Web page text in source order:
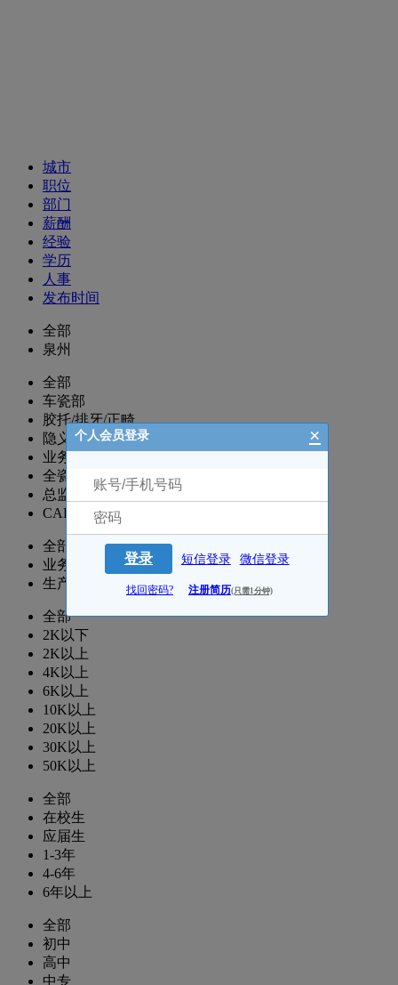
城市
职位
部门
薪酬
经验
学历
人事
发布时间
全部
泉州
全部
车瓷部
胶托/排牙/正畸
隐义部
业务/代理/电销
全瓷/精密附件/3D打印
总监/全套
CAD/CAM/数控
全部
业务部
生产部
全部
2K以下
2K以上
4K以上
6K以上
10K以上
20K以上
30K以上
50K以上
全部
在校生
应届生
1-3年
4-6年
6年以上
全部
初中
高中
中专
个人会员登录 ×
登录 短信登录 微信登录
找回密码? 注册简历(只需1分钟)